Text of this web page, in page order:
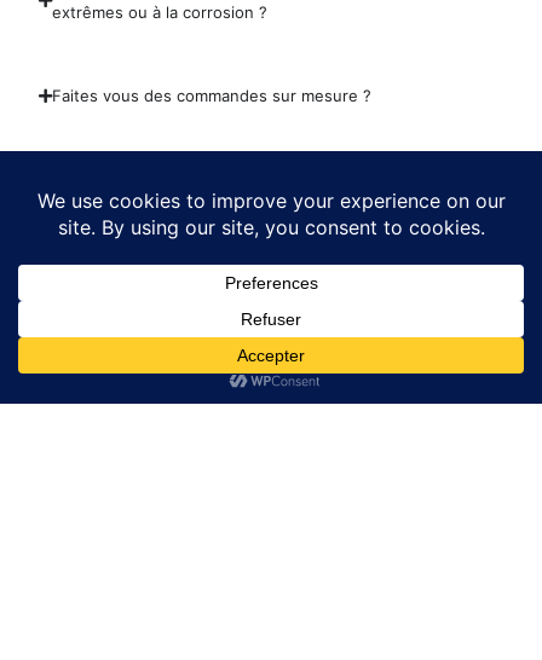
extrêmes ou à la corrosion ?
Faites vous des commandes sur mesure ?
Pourquoi des prix aussi attractifs ?
Liens Utiles